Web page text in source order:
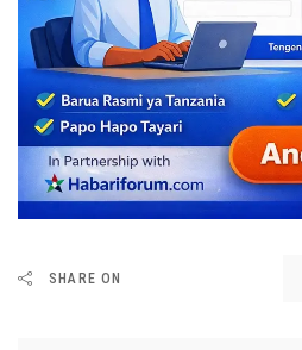
SHARE ON